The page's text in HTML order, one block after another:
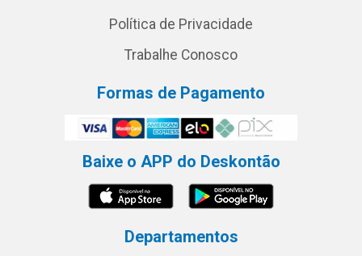
Política de Privacidade
Trabalhe Conosco
Formas de Pagamento
Baixe o APP do Deskontão
Departamentos